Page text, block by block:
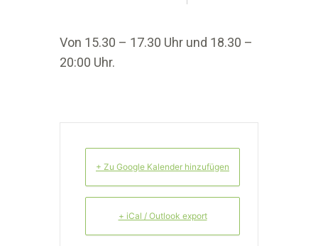
Von 15.30 – 17.30 Uhr und 18.30 –
20:00 Uhr.
+ Zu Google Kalender hinzufügen
+ iCal / Outlook export